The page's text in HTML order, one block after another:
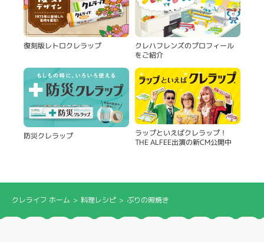
復刻版レトロクレラップ クレハフレンズのプロフィール
をご紹介
防災クレラップ ラップといえばクレラップ！
THE ALFEE出演の新CM公開中
クレライフ ホーム 料理レシピ ぶりの照焼き